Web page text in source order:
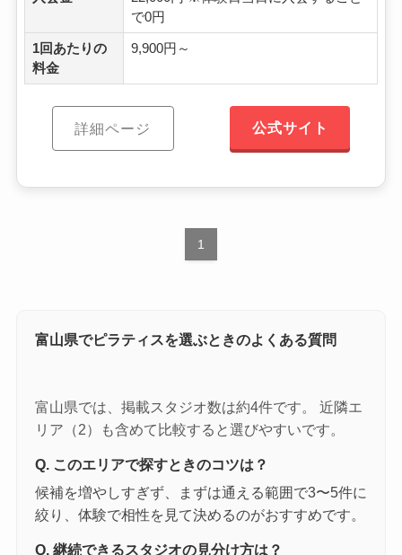
で0円
1回あたりの
料金
9,900円～
詳細ページ 公式サイト
1
富山県でピラティスを選ぶときのよくある質問
富山県では、掲載スタジオ数は約4件です。 近隣エ
リア（2）も含めて比較すると選びやすいです。
Q. このエリアで探すときのコツは？
候補を増やしすぎず、まずは通える範囲で3〜5件に
絞り、体験で相性を見て決めるのがおすすめです。
Q. 継続できるスタジオの見分け方は？